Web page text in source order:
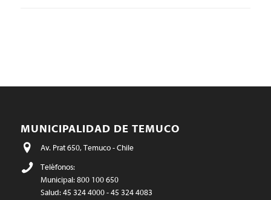
MUNICIPALIDAD DE TEMUCO
Av. Prat 650, Temuco - Chile
Teléfonos:
Municipal: 800 100 650
Salud: 45 324 4000 - 45 324 4083